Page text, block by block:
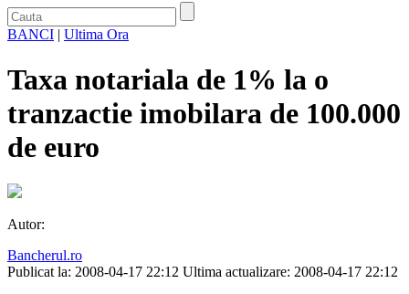
BANCI | Ultima Ora
Taxa notariala de 1% la o
tranzactie imobilara de 100.000
de euro
Autor:
Bancherul.ro
Publicat la: 2008-04-17 22:12 Ultima actualizare: 2008-04-17 22:12